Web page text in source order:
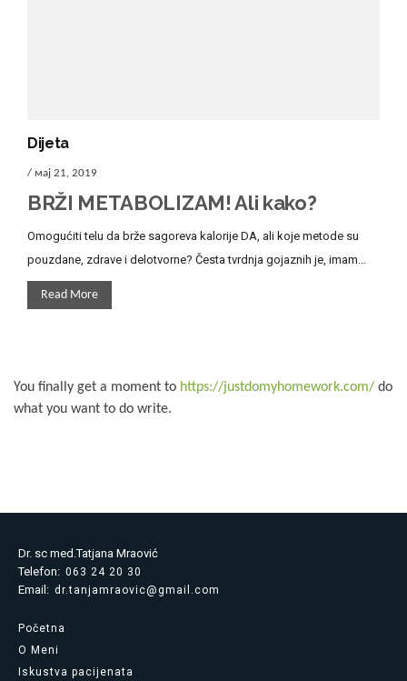
Dijeta
/ мај 21, 2019
BRŽI METABOLIZAM! Ali kako?
Omogućiti telu da brže sagoreva kalorije DA, ali koje metode su
pouzdane, zdrave i delotvorne? Česta tvrdnja gojaznih je, imam...
Read More
You finally get a moment to https://justdomyhomework.com/ do
what you want to do write.
Dr. sc med.Tatjana Mraović
Telefon: 063 24 20 30
Email: dr.tanjamraovic@gmail.com
Početna
O Meni
Iskustva pacijenata